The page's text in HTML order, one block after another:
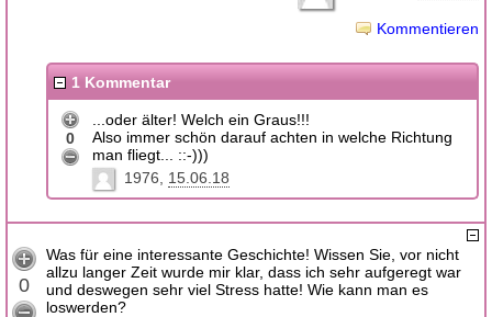
Kommentieren
1 Kommentar
0
...oder älter! Welch ein Graus!!!
Also immer schön darauf achten in welche Richtung
man fliegt... ::-)))
1976
15.06.18
0
Was für eine interessante Geschichte! Wissen Sie, vor nicht
allzu langer Zeit wurde mir klar, dass ich sehr aufgeregt war
und deswegen sehr viel Stress hatte! Wie kann man es
loswerden?